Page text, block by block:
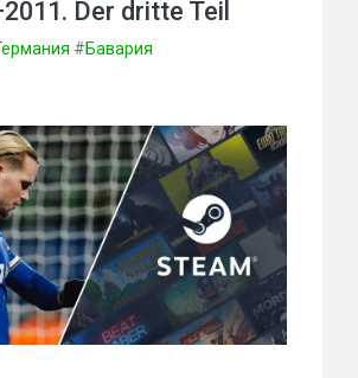
Der dritte Teil
#Бавария